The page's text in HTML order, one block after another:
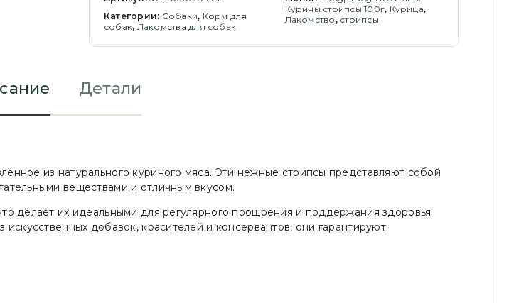
Категории: Cобаки, Корм для
собак, Лакомства для собак
Курины стрипсы 100г, Курица,
Лакомство , стрипсы
Детали
из натурального куриного мяса. Эти нежные стрипсы представляют собой
веществами и отличным вкусом.
делает их идеальными для регулярного поощрения и поддержания здоровья
добавок, красителей и консервантов, они гарантируют